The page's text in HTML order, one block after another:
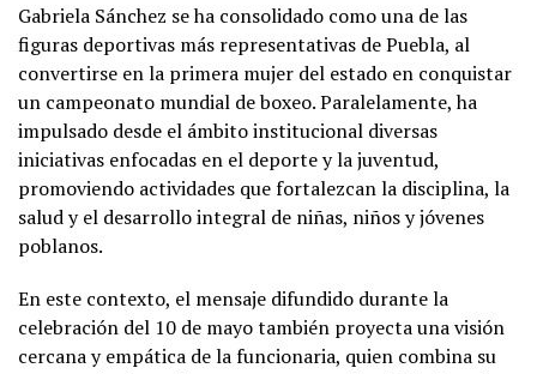
Gabriela Sánchez se ha consolidado como una de las
figuras deportivas más representativas de Puebla, al
convertirse en la primera mujer del estado en conquistar
un campeonato mundial de boxeo. Paralelamente, ha
impulsado desde el ámbito institucional diversas
iniciativas enfocadas en el deporte y la juventud,
promoviendo actividades que fortalezcan la disciplina, la
salud y el desarrollo integral de niñas, niños y jóvenes
poblanos.
En este contexto, el mensaje difundido durante la
celebración del 10 de mayo también proyecta una visión
cercana y empática de la funcionaria, quien combina su